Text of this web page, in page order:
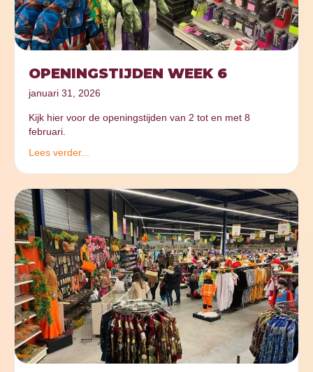
OPENINGSTIJDEN WEEK 6
januari 31, 2026
Kijk hier voor de openingstijden van 2 tot en met 8
februari.
Lees verder...